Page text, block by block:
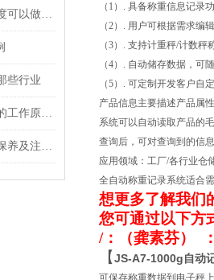
流水线在线检重剔除秤精度可以做多少？
些行业
浅述垃圾回收智能电子秤的工作原理及维护保养方法
智能自动称重设备的维护保养及注意事项分享
（1）. 具备称重信息记录
（2）. 用户可根据需求编
（3）. 支持计重秤/计数
（4）. 自动储存数据，可
（5）. 可定制开发客户自
产品信息主要描述产品属
系统可以自动读取产品的
查询后，可对查询到的信
应用领域：工厂/各行业仓
全自动称重记录系统适合
想更多了解我们
您可通过以下方
/： （龚素芬）
【JS-A7-1000g自动
可保存称重数据到电子秤